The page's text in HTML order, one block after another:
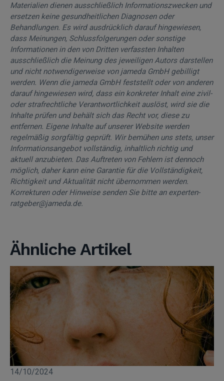
Materialien dienen ausschließlich Informationszwecken und
ersetzen keine gesundheitlichen Diagnosen oder
Behandlungen. Es wird ausdrücklich darauf hingewiesen,
dass Meinungen, Schlussfolgerungen oder sonstige
Informationen in den von Dritten verfassten Inhalten
ausschließlich die Meinung des jeweiligen Autors darstellen
und nicht notwendigerweise von jameda GmbH gebilligt
werden. Wenn die jameda GmbH feststellt oder von anderen
darauf hingewiesen wird, dass ein konkreter Inhalt eine zivil-
oder strafrechtliche Verantwortlichkeit auslöst, wird sie die
Inhalte prüfen und behält sich das Recht vor, diese zu
entfernen. Eigene Inhalte auf unserer Website werden
regelmäßig sorgfältig geprüft. Wir bemühen uns stets, unser
Informationsangebot vollständig, inhaltlich richtig und
aktuell anzubieten. Das Auftreten von Fehlern ist dennoch
möglich, daher kann eine Garantie für die Vollständigkeit,
Richtigkeit und Aktualität nicht übernommen werden.
Korrekturen oder Hinweise senden Sie bitte an experten-
ratgeber@jameda.de.
Ähnliche Artikel
14/10/2024